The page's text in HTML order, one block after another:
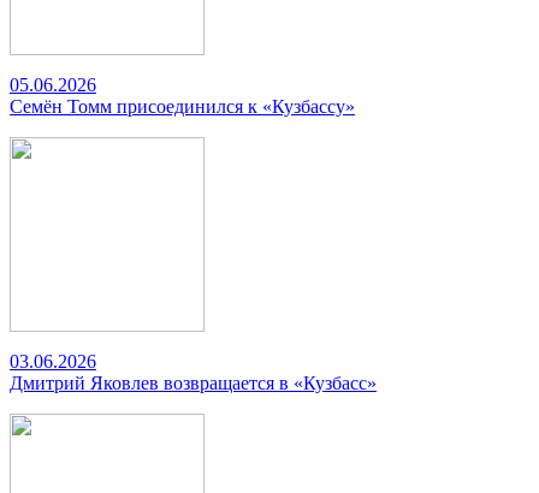
05.06.2026
Семён Томм присоединился к «Кузбассу»
03.06.2026
Дмитрий Яковлев возвращается в «Кузбасс»